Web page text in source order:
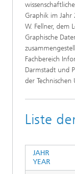
Graphik im Jahr
W. Fellner, dem
Graphische
Fachbereich
Darmstadt und
der Technischen
Liste
JAHR
YEAR